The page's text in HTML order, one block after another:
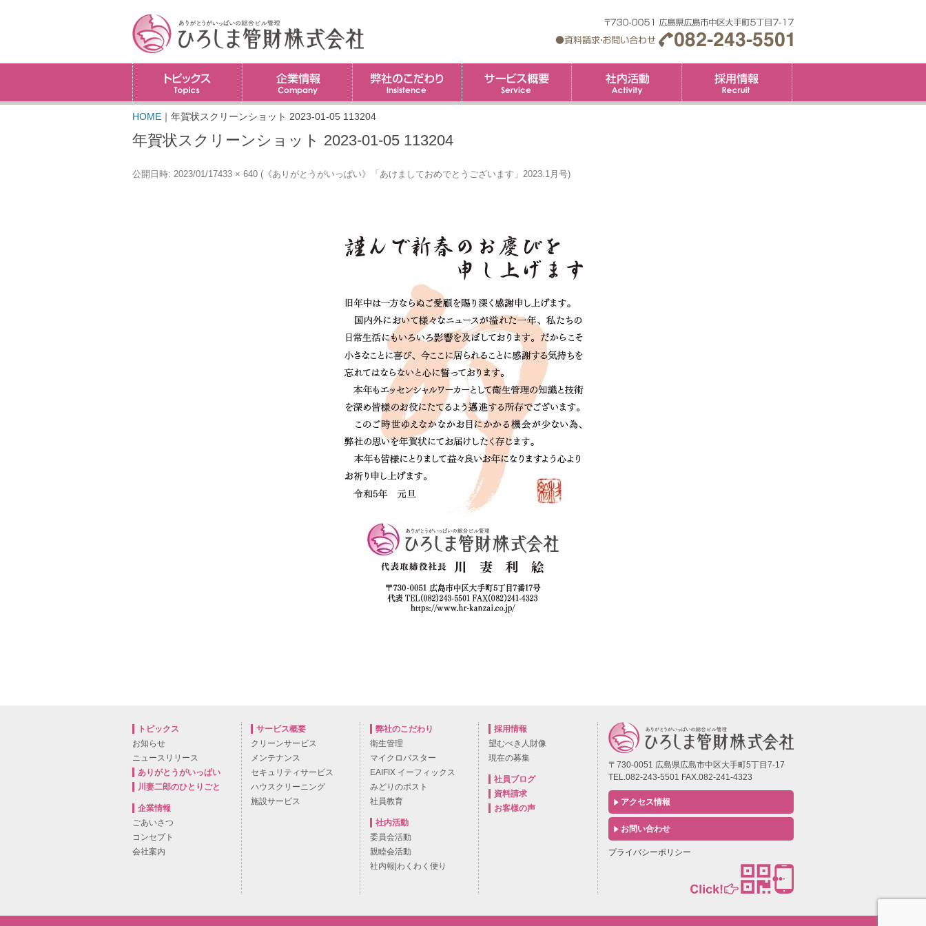
ツ
企業情報 社内活動 採用情報
HOME ｜ 年賀状スクリーンショット 2023-01-05 113204
年賀状スクリーンショット 2023-01-05 113204
公開日時: 2023/01/17433 × 640 ( 《ありがとうがいっぱい》「あけましておめでとうございます」2023.1月号)
トピックス
お知らせ
ニュースリリース
ありがとうがいっぱい
川妻二郎のひとりごと
企業情報
ごあいさつ
コンセプト
会社案内
サービス概要
クリーンサービス
メンテナンス
セキュリティサービス
ハウスクリーニング
施設サービス
弊社のこだわり
衛生管理
マイクロバスター
EAIFIX イーフィックス
みどりのポスト
社員教育
社内活動
委員会活動
親睦会活動
社内報|わくわく便り
採用情報
望むべき人財像
現在の募集
社員ブログ
資料請求
お客様の声
〒730-0051 広島県広島市中区大手町5丁目7-17
TEL.082-243-5501 FAX.082-241-4323
アクセス情報
お問い合わせ
プライバシーポリシー